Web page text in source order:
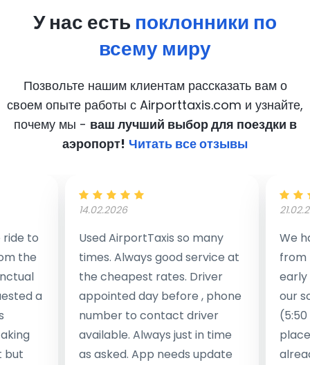
У нас есть поклонники по
всему миру
Позвольте нашим клиентам рассказать вам о
своем опыте работы с Airporttaxis.com и узнайте,
почему мы - ваш лучший выбор для поездки в
аэропорт! Читать все отзывы
to
the
a
but
14.02.2026
Used AirportTaxis so many
times. Always good service at
the cheapest rates. Driver
appointed day before , phone
number to contact driver
available. Always just in time
as asked. App needs update
We
from
early
our